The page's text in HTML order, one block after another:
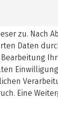
zu. Nach
Daten
Eine